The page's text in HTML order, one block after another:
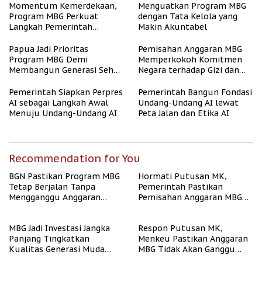
Momentum Kemerdekaan,
Program MBG Perkuat
Langkah Pemerintah
Menguatkan Program MBG
dengan Tata Kelola yang
Makin Akuntabel
Papua Jadi Prioritas
Program MBG Demi
Membangun Generasi Sehat
Pemisahan Anggaran MBG
Memperkokoh Komitmen
Negara terhadap Gizi dan
Pemerintah Siapkan Perpres
AI sebagai Langkah Awal
Menuju Undang-Undang AI
Pemerintah Bangun Fondasi
Undang-Undang AI lewat
Peta Jalan dan Etika AI
Recommendation for You
BGN Pastikan Program MBG
Tetap Berjalan Tanpa
Mengganggu Anggaran
Hormati Putusan MK,
Pemerintah Pastikan
Pemisahan Anggaran MBG
MBG Jadi Investasi Jangka
Panjang Tingkatkan
Kualitas Generasi Muda
Respon Putusan MK,
Menkeu Pastikan Anggaran
MBG Tidak Akan Ganggu